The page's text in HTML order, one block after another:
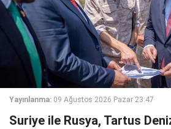
Yayınlanma: 09 Ağustos 2026 Pazar 23:47
Suriye ile Rusya, Tartus